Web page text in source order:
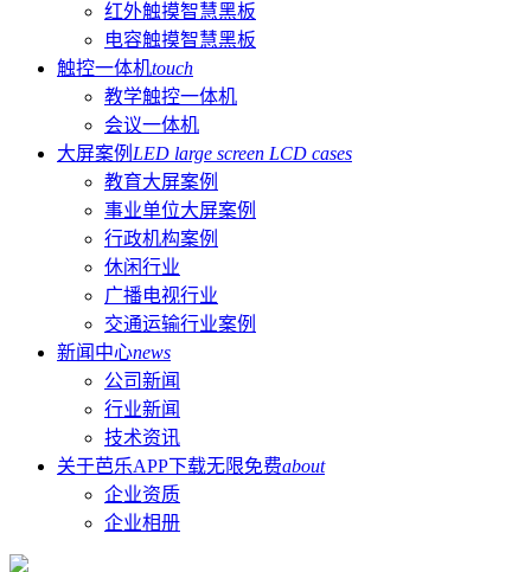
红外触摸智慧黑板
电容触摸智慧黑板
触控一体机touch
教学触控一体机
会议一体机
大屏案例 LED large screen LCD cases
教育大屏案例
事业单位大屏案例
行政机构案例
休闲行业
广播电视行业
交通运输行业案例
新闻中心news
公司新闻
行业新闻
技术资讯
关于芭乐APP下载无限免费about
企业资质
企业相册